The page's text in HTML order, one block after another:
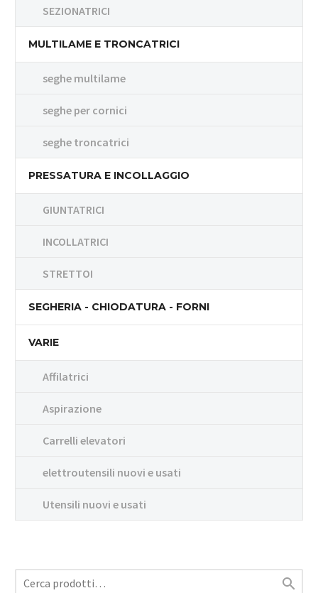
SEZIONATRICI
MULTILAME E TRONCATRICI
seghe multilame
seghe per cornici
seghe troncatrici
PRESSATURA E INCOLLAGGIO
GIUNTATRICI
INCOLLATRICI
STRETTOI
SEGHERIA - CHIODATURA - FORNI
VARIE
Affilatrici
Aspirazione
Carrelli elevatori
elettroutensili nuovi e usati
Utensili nuovi e usati
